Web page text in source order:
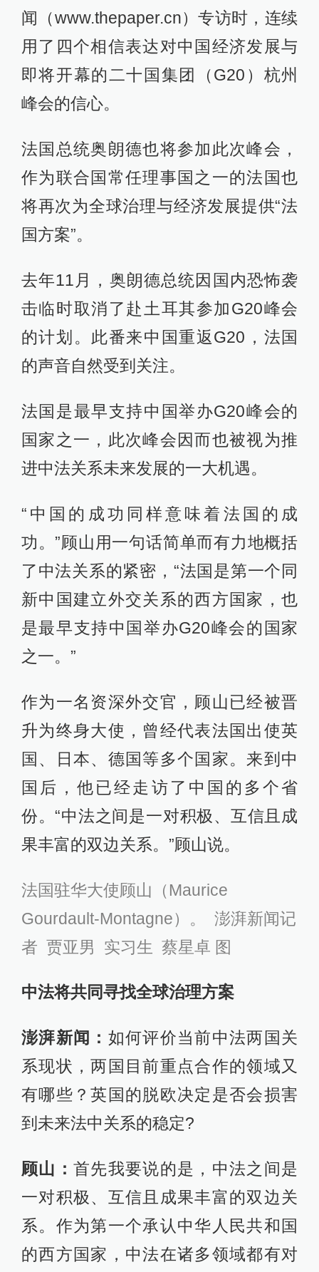
闻（www.thepaper.cn）专访时，连续
用了四个相信表达对中国经济发展与
即将开幕的二十国集团（G20）杭州
峰会的信心。
法国总统奥朗德也将参加此次峰会，
作为联合国常任理事国之一的法国也
将再次为全球治理与经济发展提供“法
国方案”。
去年11月，奥朗德总统因国内恐怖袭
击临时取消了赴土耳其参加G20峰会
的计划。此番来中国重返G20，法国
的声音自然受到关注。
法国是最早支持中国举办G20峰会的
国家之一，此次峰会因而也被视为推
进中法关系未来发展的一大机遇。
“中国的成功同样意味着法国的成
功。”顾山用一句话简单而有力地概括
了中法关系的紧密，“法国是第一个同
新中国建立外交关系的西方国家，也
是最早支持中国举办G20峰会的国家
之一。”
作为一名资深外交官，顾山已经被晋
升为终身大使，曾经代表法国出使英
国、日本、德国等多个国家。来到中
国后，他已经走访了中国的多个省
份。“中法之间是一对积极、互信且成
果丰富的双边关系。”顾山说。
法国驻华大使顾山（Maurice
Gourdault-Montagne）。 澎湃新闻记
者 贾亚男 实习生 蔡星卓 图
中法将共同寻找全球治理方案
澎湃新闻： 如何评价当前中法两国关
系现状，两国目前重点合作的领域又
有哪些？英国的脱欧决定是否会损害
到未来法中关系的稳定?
顾山： 首先我要说的是，中法之间是
一对积极、互信且成果丰富的双边关
系。作为第一个承认中华人民共和国
的西方国家，中法在诸多领域都有对